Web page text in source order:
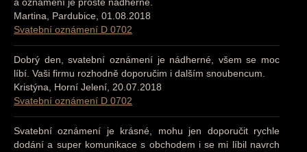
Martina, Pardubice, 01.08.2018
Svatební oznámení D 0702
Dobrý den, svatební oznámení je nádherné, všem se moc
líbí. Vaši firmu rozhodně doporučim i dalším snoubencum.
Kristýna, Horní Jelení, 20.07.2018
Svatební oznámení D 0702
Svatební oznámení je krásné, mohu jen doporučit rychle
dodání a super komunikace s obchodem i se mi líbil navrch